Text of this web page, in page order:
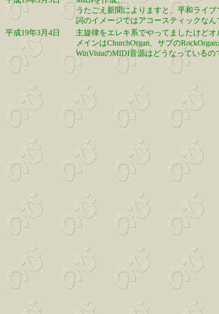
うたごえ新聞によりますと、平和ライ
詞のイメージではアコースティックなん
平成19年3月4日
主旋律をエレキ系でやってましたけど
メインはChurchOrgan、サブの
WinVistaのMIDI音源はどうなっているの